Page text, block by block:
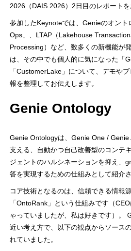
2026（DAIS 2026）2日目のレポートを
参加したKeynoteでは、Genieのオント
Ops」、LTAP（Lakehouse
Processing）など、数多くの新機能が
は、その中でも個人的に気になった「
「CustomerLake」について、デモや
報を整理してお伝えします。
Genie Ontology
Genie Ontologyは、Genie One /
支える、自動かつ自己改善型のコンテ
ジェントのハルシネーションを抑え、
答を実現するための仕組みとして紹介さ
コア技術となるのは、信頼できる情報
「OntoRank」という仕組みです（
ゃっていましたが、私は好きです）。
近い考え方で、以下の観点からソース
れていました。